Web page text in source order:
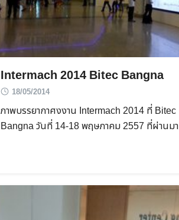
Intermach 2014 Bitec Bangna
18/05/2014
ภาพบรรยากาศงงาน Intermach 2014 ที่ Bitec
Bangna วันที่ 14-18 พฤษภาคม 2557 ที่ผ่านมา